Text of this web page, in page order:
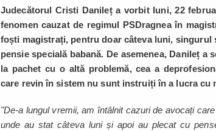
Judecătorul Cristi Danileț a vorbit luni, 22
fenomen cauzat de regimul PSDragnea în
foști magistrați, pentru doar câteva luni, singurul
pensie specială babană. De asemenea, Danileț
la pachet cu o altă problemă, cea a
care revin în sistem nu sunt instruiți în a lucra cu
"De-a lungul vremii, am întâlnit cazuri de avocați
unde au stat câteva luni și apoi au plecat cu